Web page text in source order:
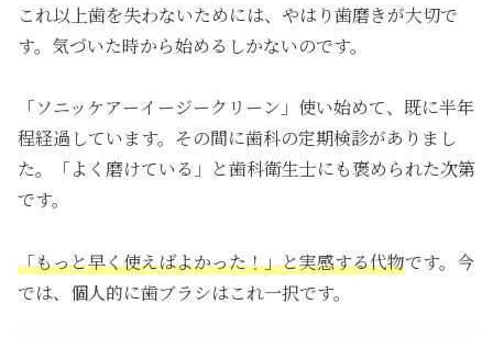
これ以上歯を失わないためには、やはり歯磨きが大切で
す。気づいた時から始めるしかないのです。
「ソニッケアーイージークリーン」使い始めて、既に半年
程経過しています。その間に歯科の定期検診がありまし
た。「よく磨けている」と歯科衛生士にも褒められた次第
です。
「もっと早く使えばよかった！」と実感する代物です。今
では、個人的に歯ブラシはこれ一択です。